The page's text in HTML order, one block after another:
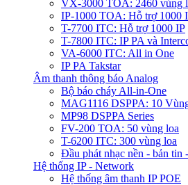
VX-3000 TOA: 2460 vùng
IP-1000 TOA: Hỗ trợ 1000
T-7700 ITC: Hỗ trợ 1000 IP
T-7800 ITC: IP PA và
VA-6000 ITC: All in One
IP PA Takstar
Âm thanh thông báo Analog
Bộ báo cháy All-in-One
MAG1116 DSPPA: 10
MP98 DSPPA Series
FV-200 TOA: 50 vùng loa
T-6200 ITC: 300 vùng loa
Đầu phát nhạc nền - bản tin
Hệ thống IP - Network
Hệ thống âm thanh IP POE